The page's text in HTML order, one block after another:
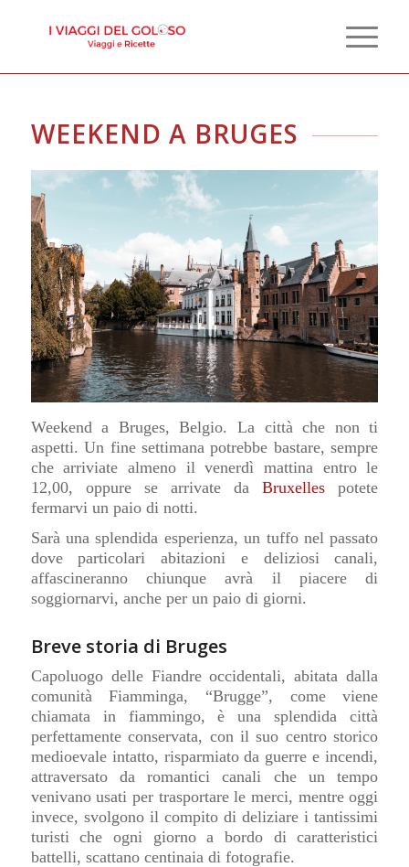
WEEKEND A BRUGES
Weekend a Bruges, Belgio. La città che non ti
aspetti.Un fine settimana potrebbe bastare, sempre
che arriviate almeno il venerdì mattina entro le
12,00, oppure se arrivate daBruxelles potete
fermarvi un paio di notti.
Sarà una splendida esperienza, un tuffo nel passato
dove particolari abitazioni e deliziosi canali,
affascineranno chiunque avrà il piacere di
soggiornarvi, anche per un paio di giorni.
Breve storia di Bruges
Capoluogo delle Fiandre occidentali, abitata dalla
comunità Fiamminga, “Brugge”, come viene
chiamata in fiammingo, è una splendida città
perfettamente conservata, con il suo centro storico
medioevale intatto, risparmiato da guerre e incendi,
attraversato da romantici canali che un tempo
venivano usati per trasportare le merci, mentre oggi
invece, svolgono il compito di deliziare i tantissimi
turisti che ogni giorno a bordo di caratteristici
battelli, scattano centinaia di fotografie.